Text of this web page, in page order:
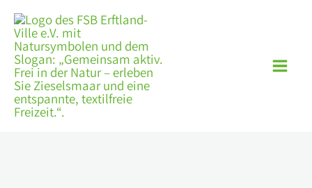
Inhalt
springen